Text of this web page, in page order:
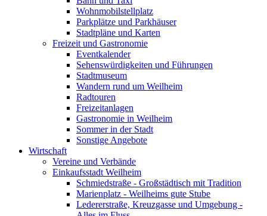
Wohnmobilstellplatz
Parkplätze und Parkhäuser
Stadtpläne und Karten
Freizeit und Gastronomie
Eventkalender
Sehenswürdigkeiten und Führungen
Stadtmuseum
Wandern rund um Weilheim
Radtouren
Freizeitanlagen
Gastronomie in Weilheim
Sommer in der Stadt
Sonstige Angebote
Wirtschaft
Vereine und Verbände
Einkaufsstadt Weilheim
Schmiedstraße - Großstädtisch mit Tradition
Marienplatz - Weilheims gute Stube
Ledererstraße, Kreuzgasse und Umgebung -